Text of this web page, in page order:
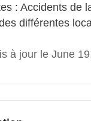
: Accidents de
différentes
à jour le June